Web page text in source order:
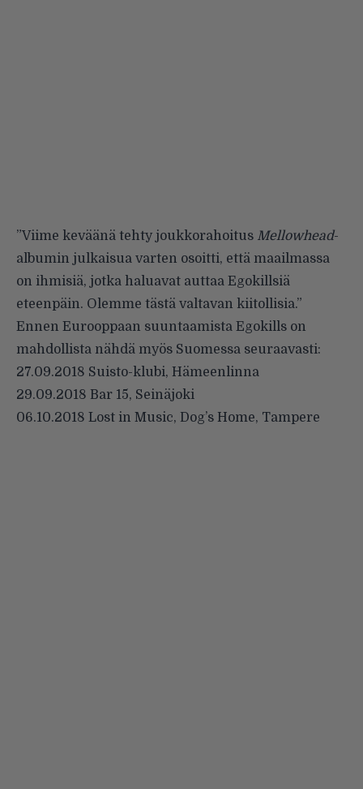
”Viime keväänä tehty joukkorahoitus Mellowhead-
albumin julkaisua varten osoitti, että maailmassa
on ihmisiä, jotka haluavat auttaa Egokillsiä
eteenpäin. Olemme tästä valtavan kiitollisia.”
Ennen Eurooppaan suuntaamista Egokills on
mahdollista nähdä myös Suomessa seuraavasti:
27.09.2018 Suisto-klubi, Hämeenlinna
29.09.2018 Bar 15, Seinäjoki
06.10.2018 Lost in Music, Dog’s Home, Tampere